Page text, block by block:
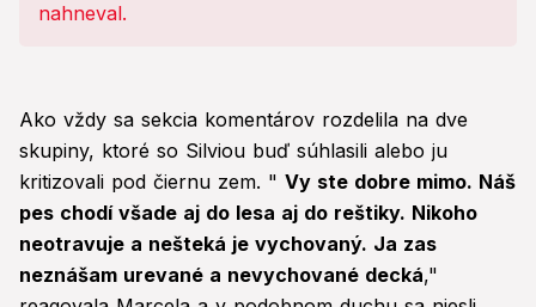
Ako vždy sa sekcia komentárov rozdelila na dve
skupiny, ktoré so Silviou buď súhlasili alebo ju
kritizovali pod čiernu zem. " Vy ste dobre mimo. Náš
pes chodí všade aj do lesa aj do reštiky. Nikoho
neotravuje a nešteká je vychovaný. Ja zas
neznášam urevané a nevychované decká,"